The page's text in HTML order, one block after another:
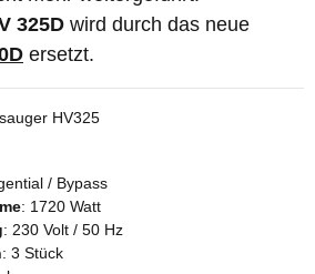
325D wird durch das neue
ersetzt.
HV325
/ Bypass
: 1720 Watt
: 230 Volt / 50 Hz
: 3 Stück